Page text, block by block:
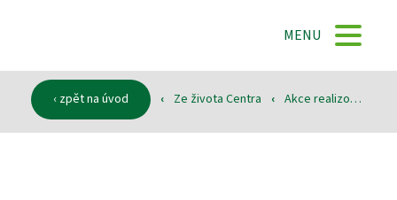
MENU
O NÁS
‹ zpět na úvod ‹ Ze života Centra ‹ Akce realizované